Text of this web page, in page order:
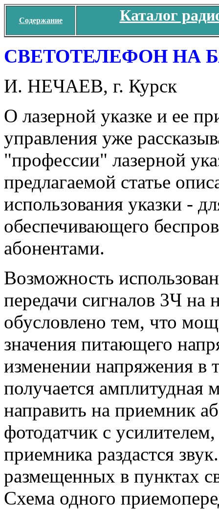
Содержание Каталог
СВЕТОТЕЛЕФОН НА
И. НЕЧАЕВ, г. Курск
О лазерной указке и ее
управления уже
"профессии" лазерной
предлагаемой статье
использования указки -
обеспечивающего
абонентами.
Возможность
передачи сигналов 3Ч на
обусловлено тем, что
значения питающего
изменении напряжения в
получается амплитудная
направить на приемник
фотодатчик с
приемника раздастся
размещенных в пунктах
Схема одного